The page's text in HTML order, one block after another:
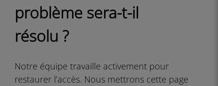
problème sera-t-il
résolu ?
Notre équipe travaille activement pour
restaurer l’accès. Nous mettrons cette page